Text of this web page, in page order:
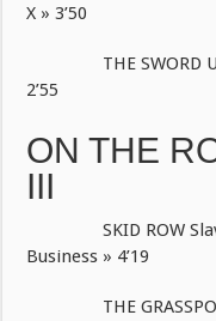
X » 3’50
THE SWORD
2’55
ON THE
III
SKID ROW Slave
Business » 4’19
THE GRASSPOP